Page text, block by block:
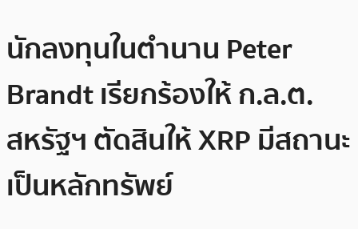
นักลงทุนในตำนาน Peter
Brandt เรียกร้องให้ ก.ล.ต.
สหรัฐฯ ตัดสินให้ XRP มีสถานะ
เป็นหลักทรัพย์